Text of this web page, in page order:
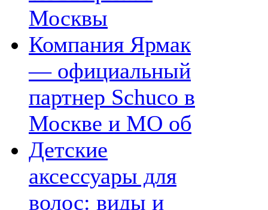
Москвы
Компания Ярмак
— официальный
партнер Schuco в
Москве и МО об
Детские
аксессуары для
волос: виды и